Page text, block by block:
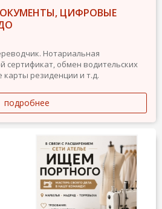
ЦИФРОВЫЕ
Нотариальная
сертификат, обмен водительских
карты резиденции и т.д.
подробнее